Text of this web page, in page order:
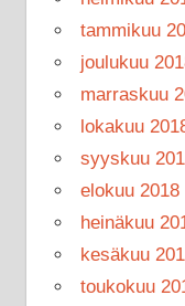
tammikuu
joulukuu
marraskuu
lokakuu
syyskuu
elokuu 2018
heinäkuu
kesäkuu
toukokuu